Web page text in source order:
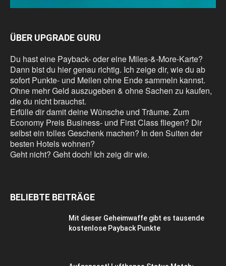
ÜBER UPGRADE GURU
Du hast eine Payback- oder eine Miles-&-More-Karte?
Dann bist du hier genau richtig. Ich zeige dir, wie du ab
sofort Punkte- und Meilen ohne Ende sammeln kannst.
Ohne mehr Geld auszugeben & ohne Sachen zu kaufen,
die du nicht brauchst.
Erfülle dir damit deine Wünsche und Träume. Zum
Economy Preis Business- und First Class fliegen? Dir
selbst ein tolles Geschenk machen? In den Suiten der
besten Hotels wohnen?
Geht nicht? Geht doch! Ich zeig dir wie.
BELIEBTE BEITRÄGE
Mit dieser Geheimwaffe gibt es tausende
kostenlose Payback Punkte